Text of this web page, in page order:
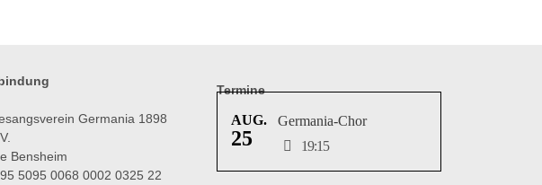
Germania 1898
Bensheim
5095 0068 0002 0325 22
Termine
AUG.
25
Germania-Chor
19:15